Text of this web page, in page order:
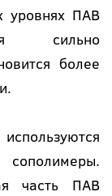
уровнях ПАВ
сильно
более
сополимеры.
часть ПАВ